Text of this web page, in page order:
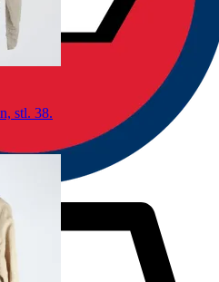
stl. 38.